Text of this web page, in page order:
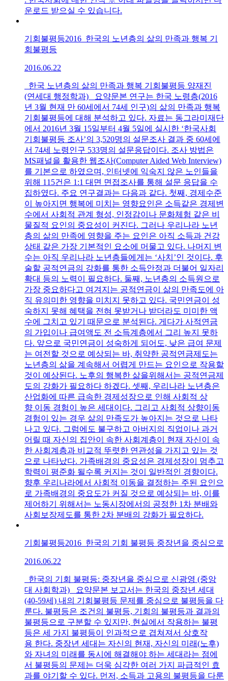
운로드 받으실 수 있습니다.
기회불평등2016_한국의 노년층의 삶의 만족과 행복 기
회불평등
2016.06.22
한국 노년층의 삶의 만족과 행복 기회불평등 양재진
(연세대 행정학과) 요약문본 연구는 한국 노령층(2016
년 3월 현재 만 60세에서 74세 인구)의 삶의 만족과 행복
기회불평등에 대해 분석하고 있다. 자료는 동그라미재단
에서 2016년 3월 15일부터 4월 5일에 실시한 ‘한국사회
기회불평등 조사’의 3,520명의 설문조사 결과 중 60세에
서 74세 노령인구 533명의 설문응답이다. 조사 방법은
MS패널을 활용한 웹조사(Computer Aided Web Interview)
를 기본으로 하였으며, 인터넷에 익숙지 않은 노인들을
위해 115건은 1:1 대면 면접조사를 통해 설문 응답을 수
집하였다. 주요 연구결과는 다음과 같다. 첫째, 경제수준
이 높아지면 행복에 미치는 영향요인은 소득같은 경제변
수에서 사회적 관계 형성, 인정감이나 문화체험 같은 비
물질적 요인의 중요성이 커진다. 그러나 우리나라 노년
층의 삶의 만족에 영향을 주는 요인은 아직 소득과 건강
상태 같은 가장 기본적인 요소에 머물고 있다. 나머지 변
수는 아직 우리나라 노년층들에게는 ‘사치’인 것이다. 후
술할 공적연금의 강화를 통한 소득안정과 더불어 일자리
확대 등의 노력이 필요하다. 둘째, 노년층의 소득원으로
가장 중요하다고 여겨지는 공적연금이 삶의 만족도에 아
직 유의미한 영향을 미치지 못하고 있다. 국민연금이 성
숙하지 못해 혜택을 전혀 못받거나 받더라도 미미한 액
수에 그치고 있기 때문으로 분석된다. 게다가 사적연금
의 가입이나 급여액도 전 소득계층에서 그리 높지 못하
다. 앞으로 국민연금이 성숙하게 되어도, 낮은 급여 문제
는 여전할 것으로 예상되는 바, 취약한 공적연금제도는
노년층의 삶을 계속해서 어렵게 만드는 요인으로 작용할
것이 예상된다. 노후의 행복한 삶을위해서는 공적연금제
도의 강화가 필요하다 하겠다. 셋째, 우리나라 노년층은
산업화에 따른 급속한 경제성장으로 인해 사회적 상
향 이동 경험이 높은 세대이다. 그리고 사회적 상향이동
경험이 있는 경우 삶의 만족도가 높아지는 것으로 나타
나고 있다. 그럼에도 불구하고 아버지의 직업이나 과거
어릴 때 자신의 집안이 속한 사회계층이 현재 자신이 속
한 사회계층과 비교적 뚜렷한 연관성을 가지고 있는 것
으로 나타났다. 가족배경의 중요성은 경제성장이 멈추고
학력이 평준화 될수록 커지는 것이 일반적인 경향이다.
향후 우리나라에서 사회적 이동을 결정하는 주된 요인으
로 가족배경의 중요도가 커질 것으로 예상되는 바, 이를
제어하기 위해서는 노동시장에서의 공정한 1차 분배와
사회보장제도를 통한 2차 분배의 강화가 필요하다.
기회불평등2016_한국의 기회 불평등 중장년을 중심으로
2016.06.22
한국의 기회 불평등: 중장년을 중심으로 신광영 (중앙
대 사회학과) 요약문본 보고서는 한국의 중장년 세대
(40-59세) 내의 기회불평등 문제를 중심으로 불평등을 다
룬다. 불평등은 조건의 불평등, 기회의 불평등과 결과의
불평등으로 구분할 수 있지만, 현실에서 작용하는 불평
등은 세 가지 불평등이 인과적으로 겹쳐져서 상호작
용 한다. 중장년 세대는 자신의 현재, 자신의 미래(노후)
와 자녀의 미래를 동시에 해결해야 하는 세대라는 점에
서 불평등의 문제는 더욱 심각한 여러 가지 파급적인 효
과를 야기할 수 있다. 먼저, 소득과 고용의 불평등을 다룬